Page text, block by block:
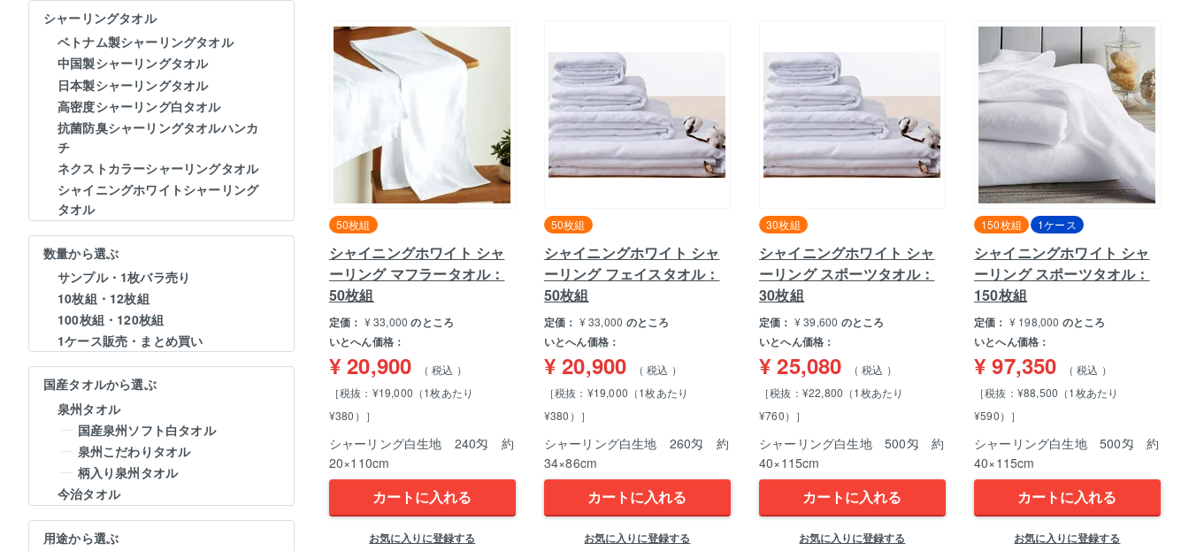
シャーリングタオル
ベトナム製シャーリングタオル
中国製シャーリングタオル
日本製シャーリングタオル
高密度シャーリング白タオル
抗菌防臭シャーリングタオルハンカ
チ
ネクストカラーシャーリングタオル
シャイニングホワイトシャーリング
タオル
数量から選ぶ
サンプル・1枚バラ売り
10枚組・12枚組
100枚組・120枚組
1ケース販売・まとめ買い
国産タオルから選ぶ
泉州タオル
国産泉州ソフト白タオル
泉州こだわりタオル
柄入り泉州タオル
今治タオル
用途から選ぶ
50枚組
シャイニングホワイト シャ
ーリング マフラータオル：
50枚組
定価： ¥33,000 のところ
いとへん価格：
¥ 20,900
税込
［税抜：¥19,000（1枚あたり
¥380）］
シャーリング白生地 240匁 約
20×110cm
カートに入れる
お気に入りに登録する
50枚組
シャイニングホワイト シャ
ーリング フェイスタオル：
50枚組
定価： ¥33,000 のところ
いとへん価格：
¥ 20,900
税込
［税抜：¥19,000（1枚あたり
¥380）］
シャーリング白生地 260匁 約
34×86cm
カートに入れる
お気に入りに登録する
30枚組
シャイニングホワイト シャ
ーリング スポーツタオル：
30枚組
定価： ¥39,600 のところ
いとへん価格：
¥ 25,080
税込
［税抜：¥22,800（1枚あたり
¥760）］
シャーリング白生地 500匁 約
40×115cm
カートに入れる
お気に入りに登録する
150枚組 1ケース
シャイニングホワイト シャ
ーリング スポーツタオル：
150枚組
定価： ¥ 198,000 のところ
いとへん価格：
¥ 97,350
税込
［税抜：¥88,500（1枚あたり
¥590）］
シャーリング白生地 500匁 約
40×115cm
カートに入れる
お気に入りに登録する